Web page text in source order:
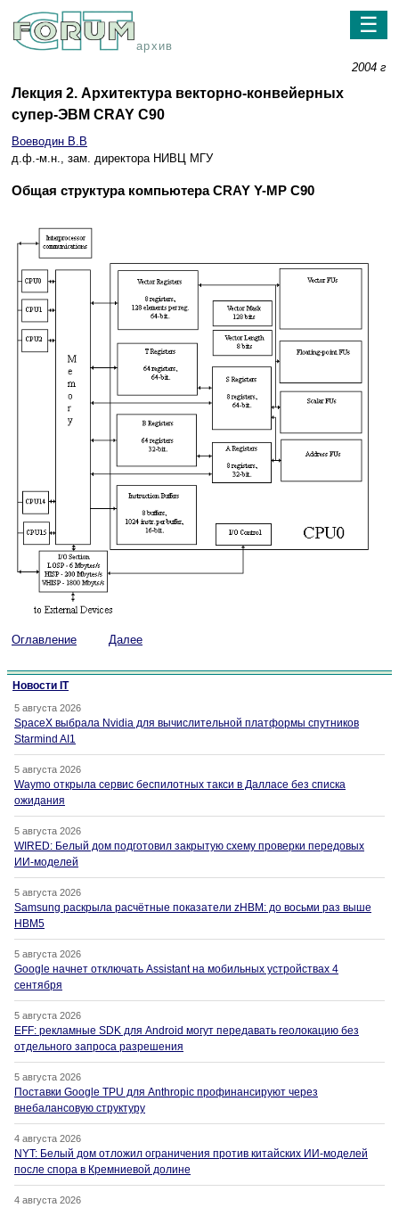
архив
☰
2004 г
Лекция 2. Архитектура векторно-конвейерных
супер-ЭВМ CRAY C90
Воеводин В.В
д.ф.-м.н., зам. директора НИВЦ МГУ
Общая структура компьютера CRAY Y-MP C90
Оглавление Далее
Новости IT
5 августа 2026
SpaceX выбрала Nvidia для вычислительной платформы спутников
Starmind AI1
5 августа 2026
Waymo открыла сервис беспилотных такси в Далласе без списка
ожидания
5 августа 2026
WIRED: Белый дом подготовил закрытую схему проверки передовых
ИИ-моделей
5 августа 2026
Samsung раскрыла расчётные показатели zHBM: до восьми раз выше
HBM5
5 августа 2026
Google начнет отключать Assistant на мобильных устройствах 4
сентября
5 августа 2026
EFF: рекламные SDK для Android могут передавать геолокацию без
отдельного запроса разрешения
5 августа 2026
Поставки Google TPU для Anthropic профинансируют через
внебалансовую структуру
4 августа 2026
NYT: Белый дом отложил ограничения против китайских ИИ-моделей
после спора в Кремниевой долине
4 августа 2026